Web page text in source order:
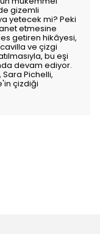
gizemli
yetecek mi? Peki
etmesine
getiren hikâyesi,
ve çizgi
bu eşi
devam ediyor.
Sara Pichelli,
çizdiği